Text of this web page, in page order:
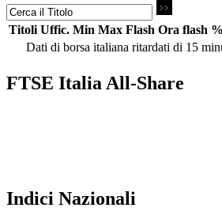
Titoli Uffic. Min Max Flash Ora flash
Dati di borsa italiana ritardati di 15
FTSE Italia All-Share
Indici Nazionali